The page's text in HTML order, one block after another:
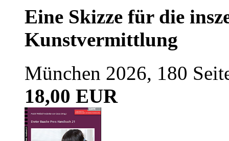
Eine Skizze für die
Kunstvermittlung
München 2026, 180
18,00 EUR